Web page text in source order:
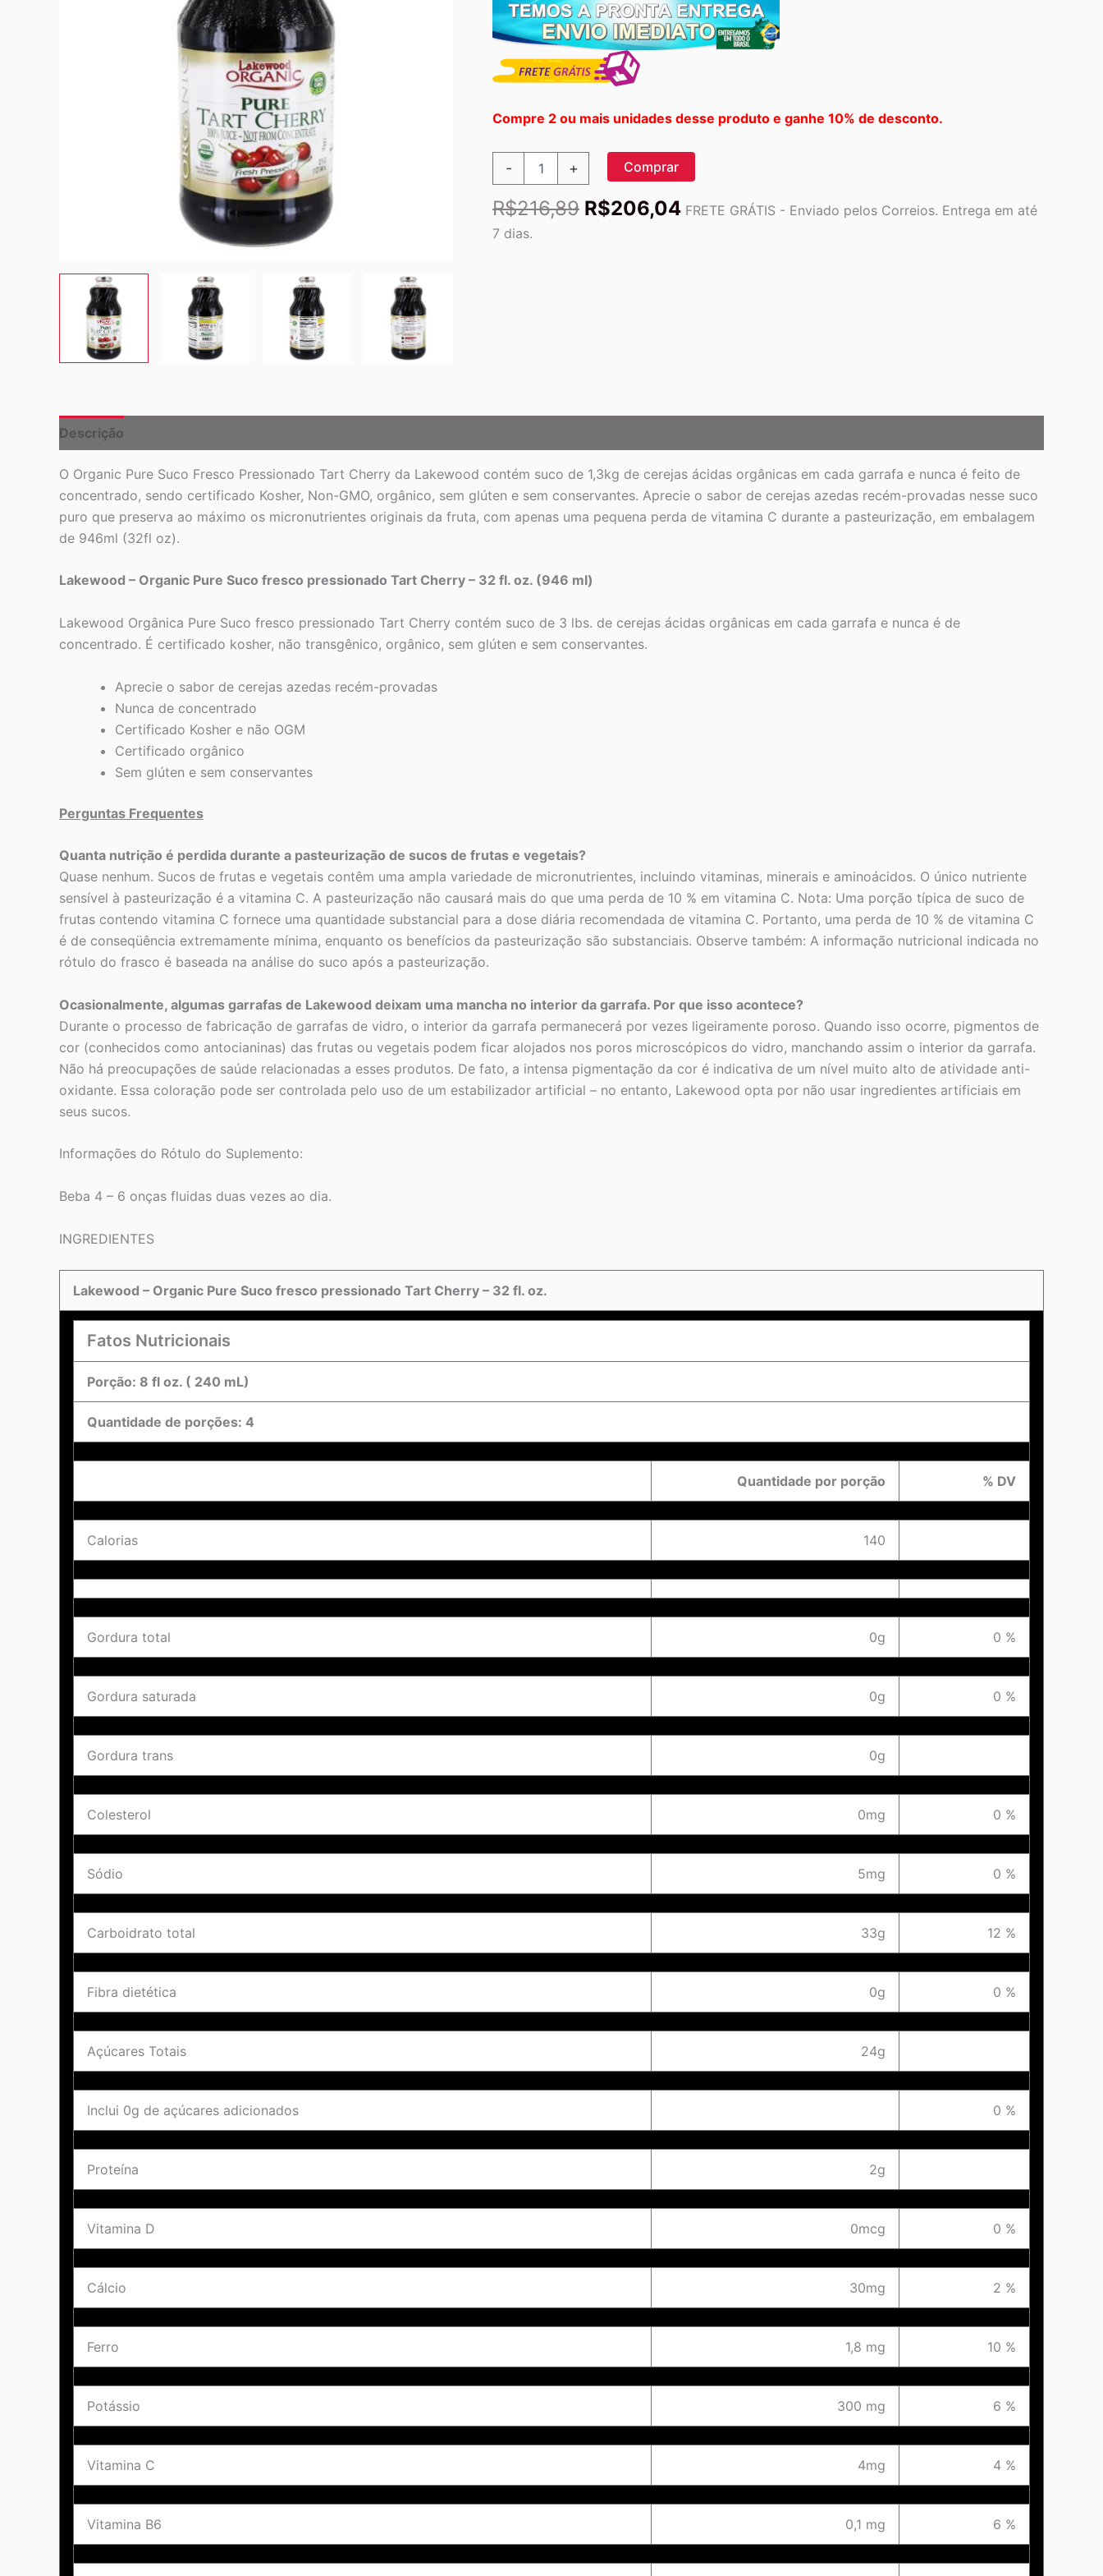
Compre 2 ou mais unidades desse produto e ganhe 10% de desconto.
-
fresco
Tart
+ Comprar
R$216,89 O
R$206,04O
FRETE GRÁTIS - Enviado pelos Correios. Entrega em até
7 dias.
Descrição
O Organic Pure Suco Fresco Pressionado Tart Cherry da Lakewood contém suco de 1,3kg de cerejas ácidas orgânicas em cada garrafa e nunca é feito de
concentrado, sendo certificado Kosher, Non-GMO, orgânico, sem glúten e sem conservantes. Aprecie o sabor de cerejas azedas recém-provadas nesse suco
puro que preserva ao máximo os micronutrientes originais da fruta, com apenas uma pequena perda de vitamina C durante a pasteurização, em embalagem
de 946ml (32fl oz).
Lakewood – Organic Pure Suco fresco pressionado Tart Cherry – 32 fl. oz. (946 ml)
Lakewood Orgânica Pure Suco fresco pressionado Tart Cherry contém suco de 3 lbs. de cerejas ácidas orgânicas em cada garrafa e nunca é de
concentrado. É certificado kosher, não transgênico, orgânico, sem glúten e sem conservantes.
Aprecie o sabor de cerejas azedas recém-provadas
Nunca de concentrado
Certificado Kosher e não OGM
Certificado orgânico
Sem glúten e sem conservantes
Perguntas Frequentes
Quanta nutrição é perdida durante a pasteurização de sucos de frutas e vegetais?
Quase nenhum. Sucos de frutas e vegetais contêm uma ampla variedade de micronutrientes, incluindo vitaminas, minerais e aminoácidos. O único nutriente
sensível à pasteurização é a vitamina C. A pasteurização não causará mais do que uma perda de 10 % em vitamina C. Nota: Uma porção típica de suco de
frutas contendo vitamina C fornece uma quantidade substancial para a dose diária recomendada de vitamina C. Portanto, uma perda de 10 % de vitamina C
é de conseqüência extremamente mínima, enquanto os benefícios da pasteurização são substanciais. Observe também: A informação nutricional indicada no
rótulo do frasco é baseada na análise do suco após a pasteurização.
Ocasionalmente, algumas garrafas de Lakewood deixam uma mancha no interior da garrafa. Por que isso acontece?
Durante o processo de fabricação de garrafas de vidro, o interior da garrafa permanecerá por vezes ligeiramente poroso. Quando isso ocorre, pigmentos de
cor (conhecidos como antocianinas) das frutas ou vegetais podem ficar alojados nos poros microscópicos do vidro, manchando assim o interior da garrafa.
Não há preocupações de saúde relacionadas a esses produtos. De fato, a intensa pigmentação da cor é indicativa de um nível muito alto de atividade anti-
oxidante. Essa coloração pode ser controlada pelo uso de um estabilizador artificial – no entanto, Lakewood opta por não usar ingredientes artificiais em
seus sucos.
Informações do Rótulo do Suplemento:
Beba 4 – 6 onças fluidas duas vezes ao dia.
INGREDIENTES
Lakewood – Organic Pure Suco fresco pressionado Tart Cherry – 32 fl. oz.
Fatos Nutricionais
Porção: 8 fl oz. ( 240 mL)
Quantidade de porções: 4
Quantidade por porção % DV
Calorias 140
Gordura total 0g 0 %
Gordura saturada 0g 0 %
Gordura trans 0g
Colesterol 0mg 0 %
Sódio 5mg 0 %
Carboidrato total 33g 12 %
Fibra dietética 0g 0 %
Açúcares Totais 24g
Inclui 0g de açúcares adicionados 0 %
Proteína 2g
Vitamina D 0mcg 0 %
Cálcio 30mg 2 %
Ferro 1,8 mg 10 %
Potássio 300 mg 6 %
Vitamina C 4mg 4 %
Vitamina B6 0,1 mg 6 %